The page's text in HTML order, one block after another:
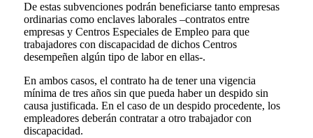
De estas subvenciones podrán beneficiarse tanto empresas
ordinarias como enclaves laborales –contratos entre
empresas y Centros Especiales de Empleo para que
trabajadores con discapacidad de dichos Centros
desempeñen algún tipo de labor en ellas-.
En ambos casos, el contrato ha de tener una vigencia
mínima de tres años sin que pueda haber un despido sin
causa justificada. En el caso de un despido procedente, los
empleadores deberán contratar a otro trabajador con
discapacidad.